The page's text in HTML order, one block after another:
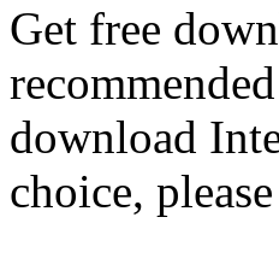
Get free
download
choice,